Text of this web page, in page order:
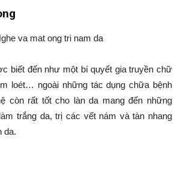
biết đến như một bí quyết gia truyền chữ
loét… ngoài những tác dụng chữa bệnh
còn rất tốt cho làn da mang đến những
trắng da, trị các vết nám và tàn nhang
da.